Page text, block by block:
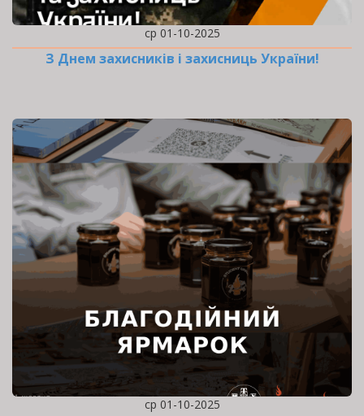
ср 01-10-2025
З Днем захисників і захисниць України!
ср 01-10-2025